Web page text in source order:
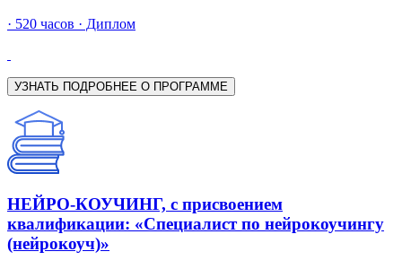
· 520 часов · Диплом
УЗНАТЬ ПОДРОБНЕЕ О ПРОГРАММЕ
НЕЙРО-КОУЧИНГ, с присвоением
квалификации: «Специалист по нейрокоучингу
(нейрокоуч)»